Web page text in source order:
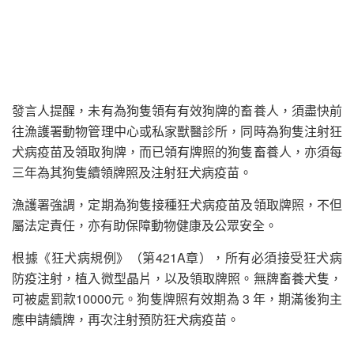
發言人提醒，未有為狗隻領有有效狗牌的畜養人，須盡快前
往漁護署動物管理中心或私家獸醫診所，同時為狗隻注射狂
犬病疫苗及領取狗牌，而已領有牌照的狗隻畜養人，亦須每
三年為其狗隻續領牌照及注射狂犬病疫苗。
漁護署強調，定期為狗隻接種狂犬病疫苗及領取牌照，不但
屬法定責任，亦有助保障動物健康及公眾安全。
根據《狂犬病規例》（第421A章），所有必須接受狂犬病
防疫注射，植入微型晶片，以及領取牌照。無牌畜養犬隻，
可被處罰款10000元。狗隻牌照有效期為 3 年，期滿後狗主
應申請續牌，再次注射預防狂犬病疫苗。